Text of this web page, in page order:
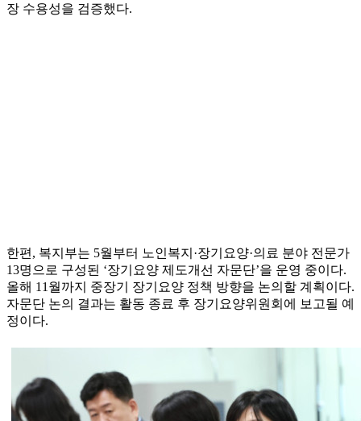
장 수용성을 검증했다.
한편, 복지부는 5월부터 노인복지·장기요양·의료 분야 전문가
13명으로 구성된 ‘장기요양 제도개선 자문단’을 운영 중이다.
올해 11월까지 중장기 장기요양 정책 방향을 논의할 계획이다.
자문단 논의 결과는 활동 종료 후 장기요양위원회에 보고될 예
정이다.